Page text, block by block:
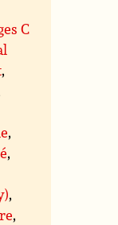
C
,
,
,
,
,